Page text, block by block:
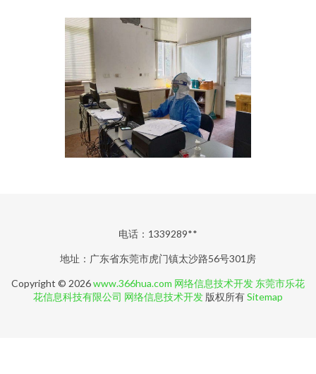
电话：1339289**
地址：广东省东莞市虎门镇太沙路56号301房
Copyright © 2026www.366hua.com 网络信息技术开发 东莞市乐花
花信息科技有限公司 网络信息技术开发 版权所有Sitemap